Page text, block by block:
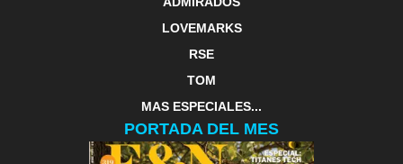
LOVEMARKS
RSE
TOM
MAS ESPECIALES...
PORTADA DEL MES